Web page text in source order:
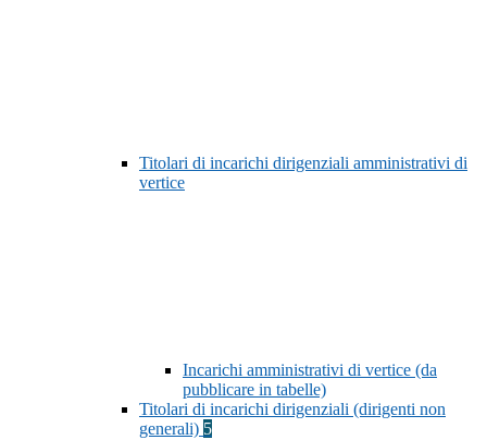
Titolari di incarichi dirigenziali amministrativi di
vertice
Incarichi amministrativi di vertice (da
pubblicare in tabelle)
Titolari di incarichi dirigenziali (dirigenti non
generali) 5